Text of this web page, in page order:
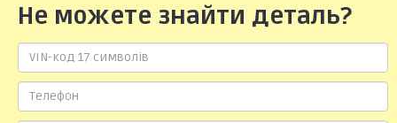
Не можете знайти деталь?